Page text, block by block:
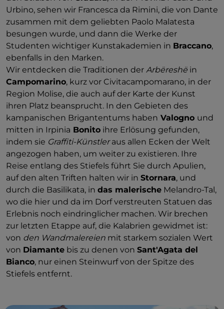
Urbino, sehen wir Francesca da Rimini, die von Dante
zusammen mit dem geliebten Paolo Malatesta
besungen wurde, und dann die Werke der
Studenten wichtiger Kunstakademien in Braccano,
ebenfalls in den Marken.
Wir entdecken die Traditionen der Arbëreshë in
Campomarino, kurz vor Civitacampomarano, in der
Region Molise, die auch auf der Karte der Kunst
ihren Platz beansprucht. In den Gebieten des
kampanischen Brigantentums haben Valogno und
mitten in Irpinia Bonito ihre Erlösung gefunden,
indem sie Graffiti-Künstleraus allen Ecken der Welt
angezogen haben, um weiter zu existieren. Ihre
Reise entlang des Stiefels führt Sie durch Apulien,
auf den alten Triften halten wir in Stornara, und
durch die Basilikata, in das malerische Melandro-Tal,
wo die hier und da im Dorf verstreuten Statuen das
Erlebnis noch eindringlicher machen. Wir brechen
zur letzten Etappe auf, die Kalabrien gewidmet ist:
von den Wandmalereien mit starkem sozialen Wert
von Diamante bis zu denen von Sant'Agata del
Bianco, nur einen Steinwurf von der Spitze des
Stiefels entfernt.